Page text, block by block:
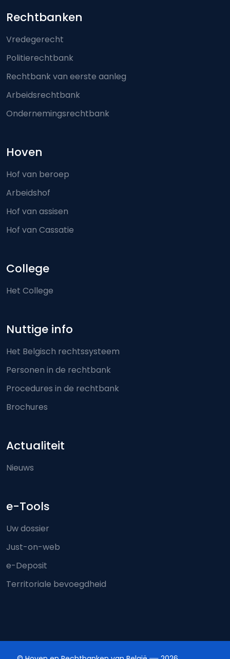
Footer-menu
Rechtbanken
Vredegerecht
Politierechtbank
Rechtbank van eerste aanleg
Arbeidsrechtbank
Ondernemingsrechtbank
Hoven
Hof van beroep
Arbeidshof
Hof van assisen
Hof van Cassatie
College
Het College
Nuttige info
Het Belgisch rechtssysteem
Personen in de rechtbank
Procedures in de rechtbank
Brochures
Actualiteit
Nieuws
e-Tools
Uw dossier
Just-on-web
e-Deposit
Territoriale bevoegdheid